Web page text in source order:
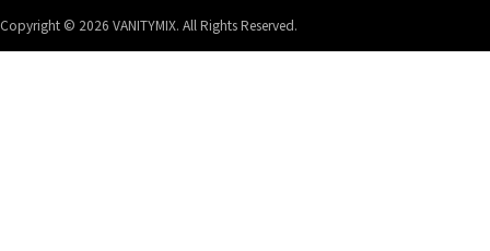
Copyright © 2026 VANITYMIX. All Rights Reserved.